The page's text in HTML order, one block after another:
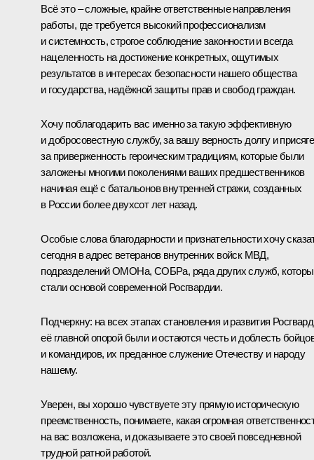
Всё это – сложные, крайне ответственные направления
работы, где требуется высокий профессионализм
и системность, строгое соблюдение законности и всегда
нацеленность на достижение конкретных, ощутимых
результатов в интересах безопасности нашего общества
и государства, надёжной защиты прав и свобод граждан.
Хочу поблагодарить вас именно за такую эффективную
и добросовестную службу, за вашу верность долгу и
за приверженность героическим традициям, которые были
заложены многими поколениями ваших предшественников
начиная ещё с батальонов внутренней стражи, созданных
в России более двухсот лет назад.
Особые слова благодарности и признательности хочу
сегодня в адрес ветеранов внутренних войск МВД,
подразделений ОМОНа, СОБРа, ряда других служб,
стали основой современной Росгвардии.
Подчеркну: на всех этапах становления и развития
её главной опорой были и остаются честь и доблесть
и командиров, их преданное служение Отечеству и народу
нашему.
Уверен, вы хорошо чувствуете эту прямую историческую
преемственность, понимаете, какая огромная
на вас возложена, и доказываете это своей повседневной
трудной ратной работой.